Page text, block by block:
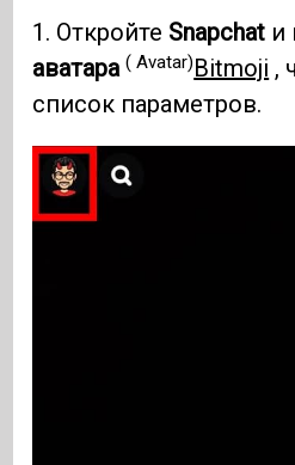
1. Откройте Snapchat и
аватара( Avatar)Bitmoji ,
список параметров.